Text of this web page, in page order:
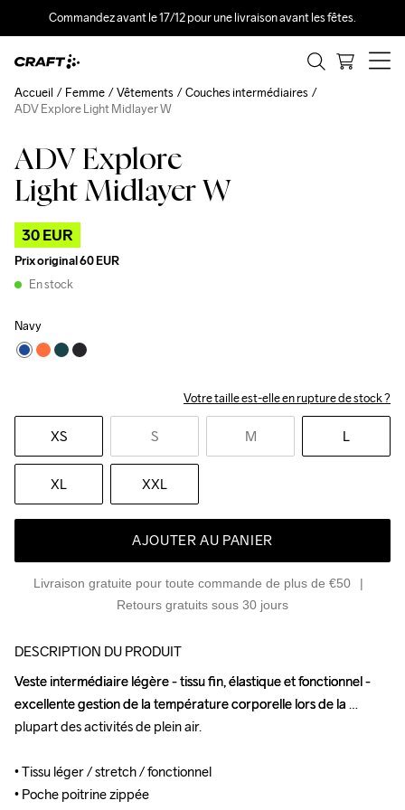
Commandez avant le 17/12 pour une livraison avant les fêtes.
ADV Explore
Light Midlayer W
30 EUR
Prix original60 EUR
En stock
Navy
Votre taille est-elle en rupture de stock ?
XS S M L
XL XXL
AJOUTER AU PANIER
Livraison gratuite pour toute commande de plus de €50
Retours gratuits sous 30 jours
Accueil Femme Vêtements
Couches intermédiaires
ADV Explore Light Midlayer W
Outlet Recycled
DESCRIPTION DU PRODUIT
Veste intermédiaire légère - tissu fin, élastique et fonctionnel -
excellente gestion de la température corporelle lors de la
plupart des activités de plein air.
• Tissu léger / stretch / fonctionnel
• Poche poitrine zippée
Veste intermédiaire légère - tissu fin, élastique et fonctionnel -
excellente gestion de la température corporelle lors de la
plupart des activités de plein air.
• Tissu léger / stretch / fonctionnel
• Poche poitrine zippée